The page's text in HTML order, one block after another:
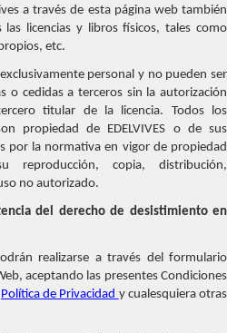
a través de esta página web también
licencias y libros físicos, tales como
etc.
personal y no pueden ser
o cedidas a terceros sin la autorización
titular de la licencia. Todos los
propiedad de EDELVIVES o de sus
por la normativa en vigor de propiedad
reproducción, copia, distribución,
no autorizado.
del derecho de desistimiento en
realizarse a través del formulario
aceptando las presentes Condiciones
Política de Privacidad y cualesquiera otras